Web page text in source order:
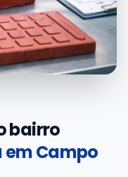
bairro
Campo